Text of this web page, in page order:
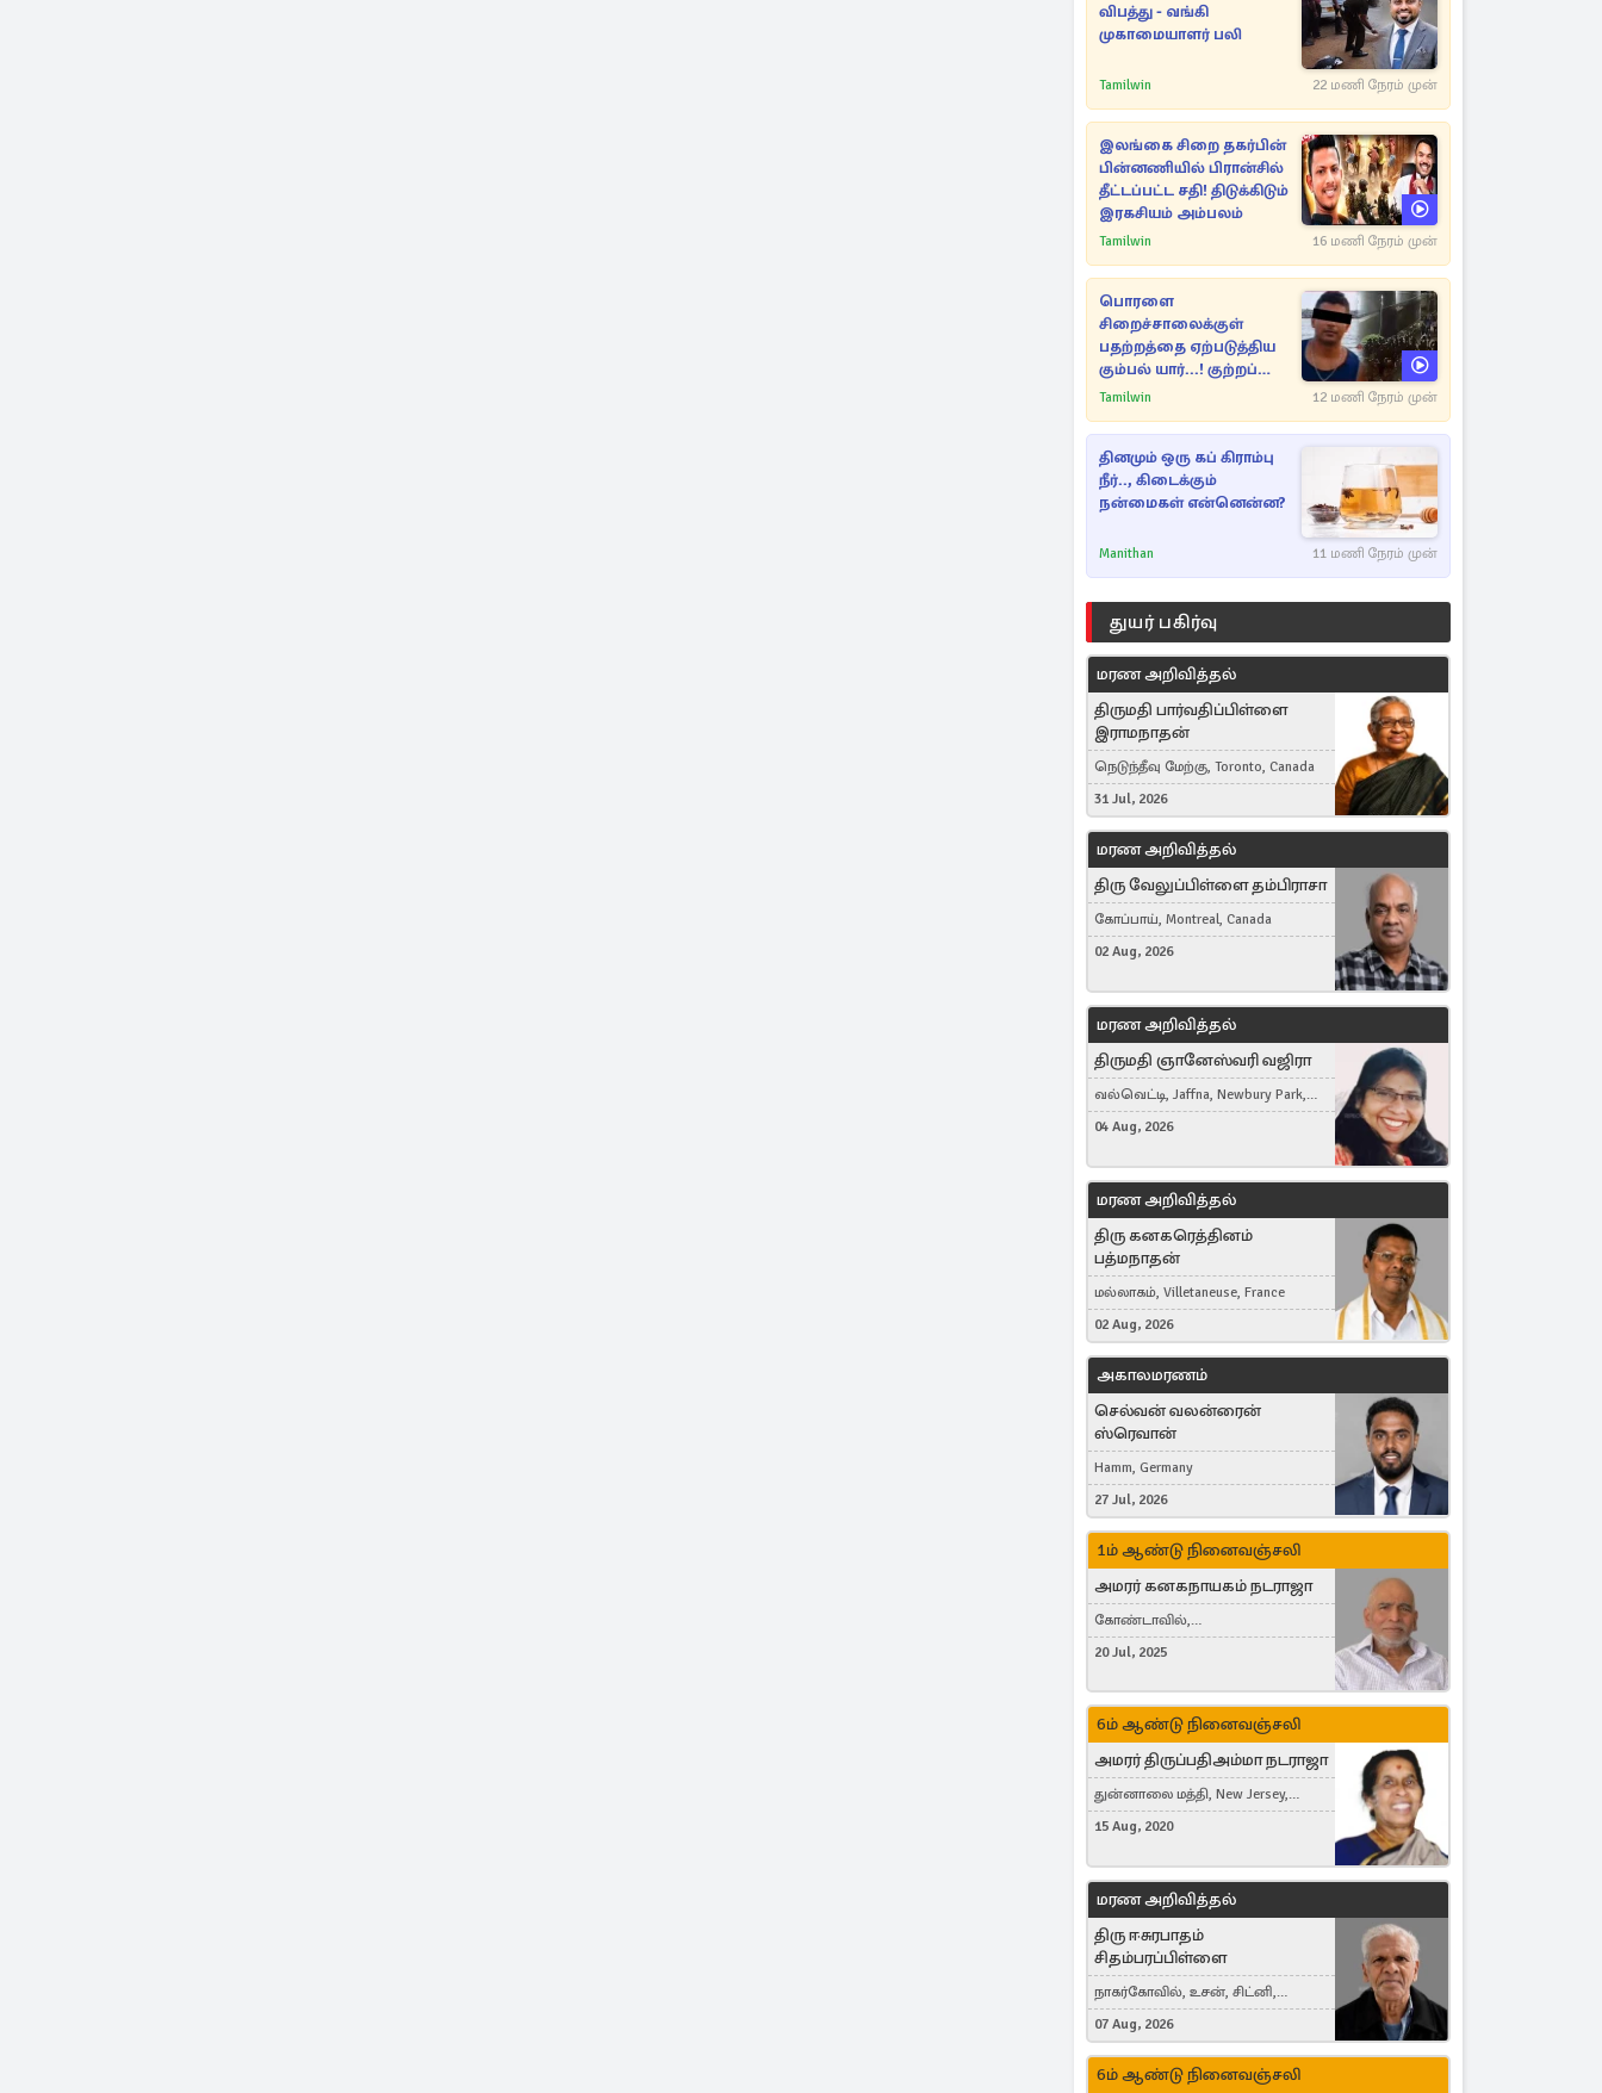
விபத்து - வங்கி
முகாமையாளர் பலி
Tamilwin 22 மணி நேரம் முன்
இலங்கை சிறை தகர்பின்
பின்னணியில் பிரான்சில்
தீட்டப்பட்ட சதி! திடுக்கிடும்
இரகசியம் அம்பலம்
Tamilwin 16 மணி நேரம் முன்
பொரளை
சிறைச்சாலைக்குள்
பதற்றத்தை ஏற்படுத்திய
கும்பல் யார்...! குற்றப்
பின்னணி தொடர்பில்
Tamilwin 12 மணி நேரம் முன்
தினமும் ஒரு கப் கிராம்பு
நீர்.., கிடைக்கும்
நன்மைகள் என்னென்ன?
Manithan 11 மணி நேரம் முன்
துயர் பகிர்வு
மரண அறிவித்தல்
திருமதி பார்வதிப்பிள்ளை
இராமநாதன்
நெடுந்தீவு மேற்கு, Toronto, Canada
31 Jul, 2026
மரண அறிவித்தல்
திரு வேலுப்பிள்ளை தம்பிராசா
கோப்பாய், Montreal, Canada
02 Aug, 2026
மரண அறிவித்தல்
திருமதி ஞானேஸ்வரி வஜிரா
வல்வெட்டி, Jaffna, Newbury Park,
United Kingdom
04 Aug, 2026
மரண அறிவித்தல்
திரு கனகரெத்தினம்
பத்மநாதன்
மல்லாகம், Villetaneuse, France
02 Aug, 2026
அகாலமரணம்
செல்வன் வலன்ரைன்
ஸ்ரெவான்
Hamm, Germany
27 Jul, 2026
1ம் ஆண்டு நினைவஞ்சலி
அமரர் கனகநாயகம் நடராஜா
கோண்டாவில்,
புன்னாலைக்கட்டுவன், சவுதி
Germany, Brampton, Canada
20 Jul, 2025
6ம் ஆண்டு நினைவஞ்சலி
அமரர் திருப்பதிஅம்மா நடராஜா
துன்னாலை மத்தி, New Jersey,
United States, Toronto, Canada
15 Aug, 2020
மரண அறிவித்தல்
திரு ஈசுரபாதம்
சிதம்பரப்பிள்ளை
நாகர்கோவில், உசன், சிட்னி,
Australia
07 Aug, 2026
6ம் ஆண்டு நினைவஞ்சலி